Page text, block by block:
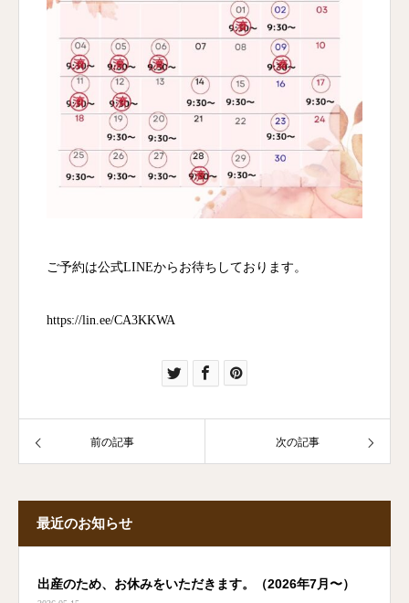
ご予約は公式LINEからお待ちしております。
https://lin.ee/CA3KKWA
前の記事 次の記事
最近のお知らせ
出産のため、お休みをいただきます。（2026年7月〜）